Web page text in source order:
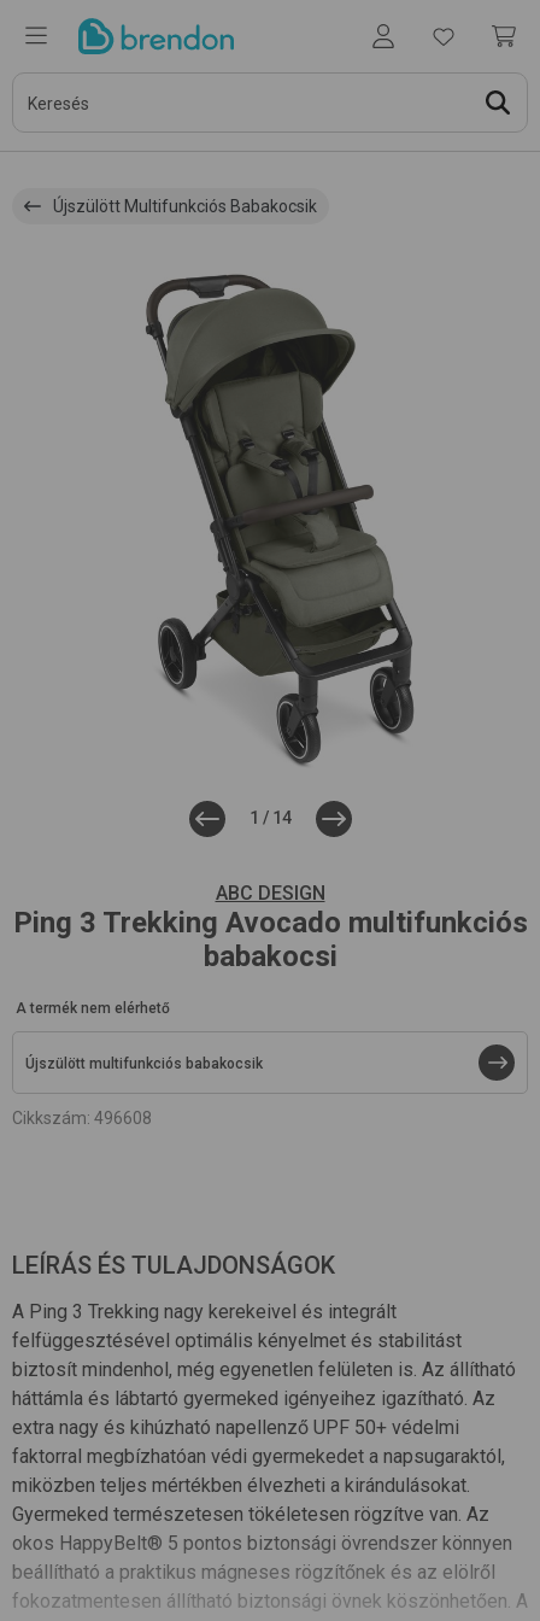
Újszülött Multifunkciós Babakocsik
1 / 14
ABC DESIGN
Ping 3 Trekking Avocado multifunkciós
babakocsi
A termék nem elérhető
Újszülött multifunkciós babakocsik
Cikkszám: 496608
LEÍRÁS ÉS TULAJDONSÁGOK
A Ping 3 Trekking nagy kerekeivel és integrált
felfüggesztésével optimális kényelmet és stabilitást
biztosít mindenhol, még egyenetlen felületen is. Az állítható
háttámla és lábtartó gyermeked igényeihez igazítható. Az
extra nagy és kihúzható napellenző UPF 50+ védelmi
faktorral megbízhatóan védi gyermekedet a napsugaraktól,
miközben teljes mértékben élvezheti a kirándulásokat.
Gyermeked természetesen tökéletesen rögzítve van. Az
okos HappyBelt® 5 pontos biztonsági övrendszer könnyen
beállítható a praktikus mágneses rögzítőnek és az elölről
fokozatmentesen állítható biztonsági övnek köszönhetően. A